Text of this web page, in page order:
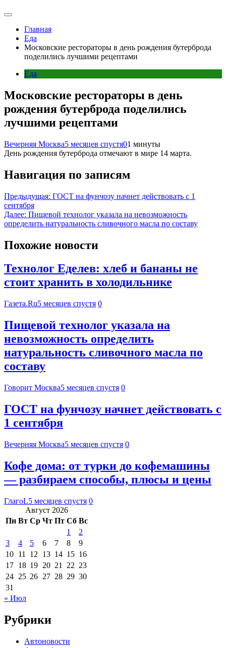
Главная
Еда
Московские рестораторы в день рождения бутерброда
поделились лучшими рецептами
Еда
Московские рестораторы в день
рождения бутерброда поделились
лучшими рецептами
Вечерняя Москва5 месяцев спустя01 минуты
День рождения бутерброда отмечают в мире 14 марта.
Навигация по записям
Предыдущая: ГОСТ на фунчозу начнет действовать с 1
сентября
Далее: Пищевой технолог указала на невозможность
определить натуральность сливочного масла по составу
Похожие новости
Технолог Еделев: хлеб и бананы не
стоит хранить в холодильнике
Газета.Ru5 месяцев спустя 0
Пищевой технолог указала на
невозможность определить
натуральность сливочного масла по
составу
Говорит Москва5 месяцев спустя 0
ГОСТ на фунчозу начнет действовать с
1 сентября
Вечерняя Москва5 месяцев спустя 0
Кофе дома: от турки до кофемашины
— разбираем способы, плюсы и цены
ГлагоL5 месяцев спустя 0
Август 2026
Пн Вт Ср Чт Пт Сб Вс
1
2
3
4 5 6 7 8
9
10 11 12 13 14 15 16
17 18 19 20 21 22 23
24 25 26 27 28 29 30
31
« Июл
Рубрики
Автоновости